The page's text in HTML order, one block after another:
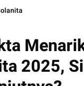
2025,